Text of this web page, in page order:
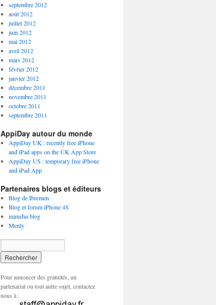
septembre 2012
août 2012
juillet 2012
juin 2012
mai 2012
avril 2012
mars 2012
février 2012
janvier 2012
décembre 2011
novembre 2011
octobre 2011
septembre 2011
AppiDay autour du monde
AppiDay UK : recently free iPhone
and iPad apps on the UK App Store
AppiDay US : temporary free iPhone
and iPad App
Partenaires blogs et éditeurs
Blog de Ibremen
Blog et forum iPhone 4S
inimshu blog
Menly
Pour annoncer des gratuités, un
partenariat ou tout autre sujet, contactez
nous à :